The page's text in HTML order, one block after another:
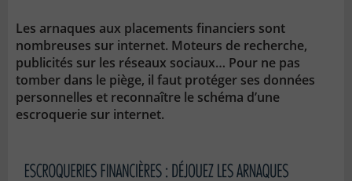
Les arnaques aux placements financiers sont
nombreuses sur internet. Moteurs de recherche,
publicités sur les réseaux sociaux… Pour ne pas
tomber dans le piège, il faut protéger ses données
personnelles et reconnaître le schéma d’une
escroquerie sur internet.